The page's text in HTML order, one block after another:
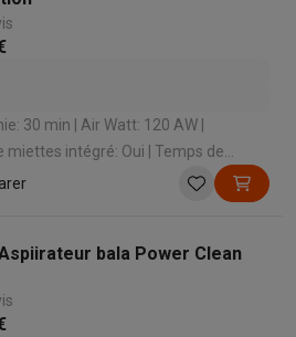
30 min | Air Watt: 120 AW |
miettes intégré: Oui | Temps de
min | Station de chargement: Oui
bala Power Clean